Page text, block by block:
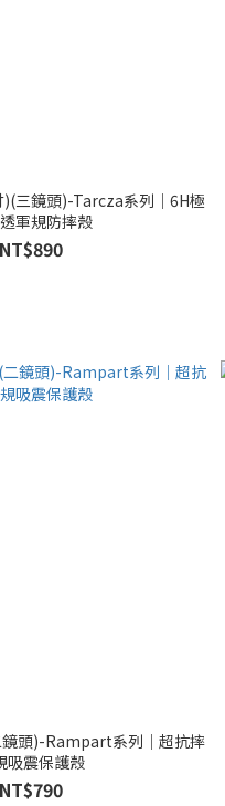
三鏡頭)-Tarcza系列｜6H極
軍規防摔殼
NT$890
頭)-Rampart系列｜超抗摔
吸震保護殼
NT$790